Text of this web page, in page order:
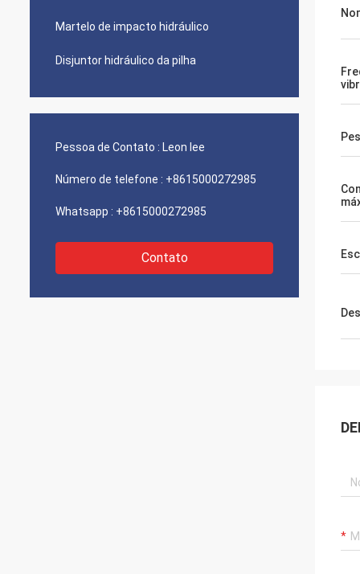
Martelo de impacto hidráulico
Disjuntor hidráulico da pilha
Pessoa de Contato : Leon lee
Número de telefone : +8615000272985
Whatsapp : +8615000272985
Contato